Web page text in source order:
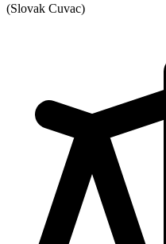
(Slovak Cuvac)